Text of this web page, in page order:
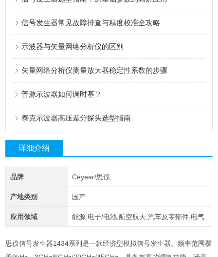
信号发生器常见故障排查与精度校准全攻略
示波器与矢量网络分析仪的区别
矢量网络分析仪测量放大器稳定性系数的步骤
普源示波器如何调时基？
泰克示波器高压差分探头选型指南
详细介绍
品牌 Ceyear/思仪
产地类别 国产
应用领域 能源,电子/电池,航空航天,汽车及零部件,电气
思仪信号发生器1434系列是一款经济型模拟信号发生器。频率范围覆